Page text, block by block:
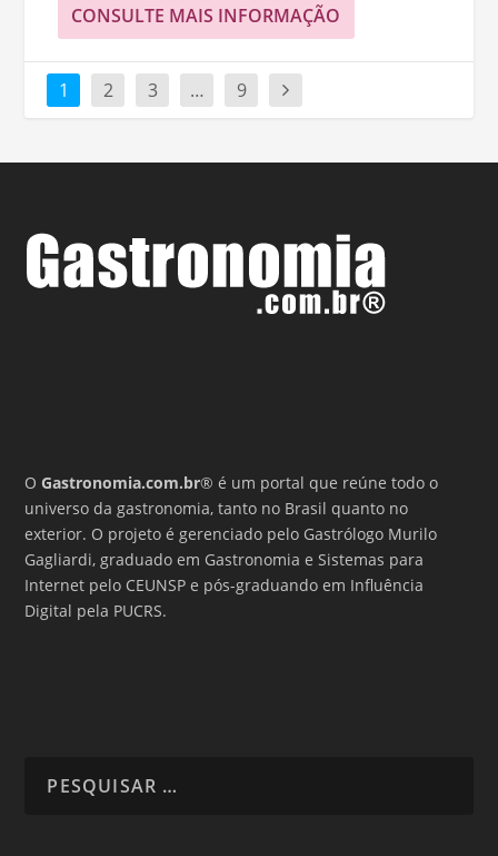
CONSULTE MAIS INFORMAÇÃO
1 2 3 … 9
OGastronomia.com.br® é um portal que reúne todo o
universo da gastronomia, tanto no Brasil quanto no
exterior. O projeto é gerenciado pelo Gastrólogo Murilo
Gagliardi, graduado em Gastronomia e Sistemas para
Internet pelo CEUNSP e pós-graduando em Influência
Digital pela PUCRS.